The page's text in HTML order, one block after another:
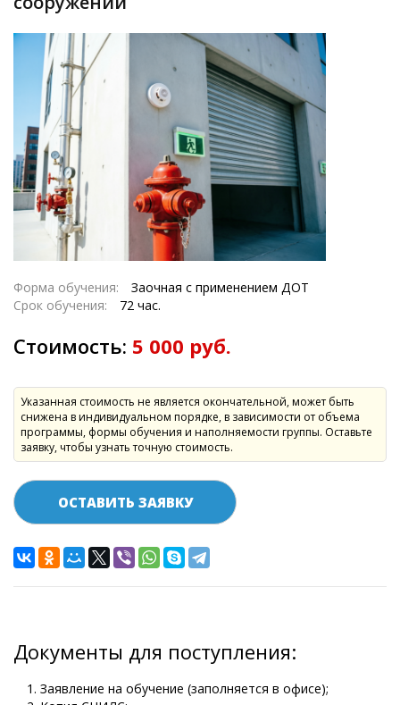
Форма обучения:
Заочная с применением ДОТ
Срок обучения:
72 час.
Стоимость: 5 000 руб.
Указанная стоимость не является окончательной, может быть
снижена в индивидуальном порядке, в зависимости от объема
программы, формы обучения и наполняемости группы. Оставьте
заявку, чтобы узнать точную стоимость.
ОСТАВИТЬ ЗАЯВКУ
Документы для поступления:
Заявление на обучение (заполняется в офисе);